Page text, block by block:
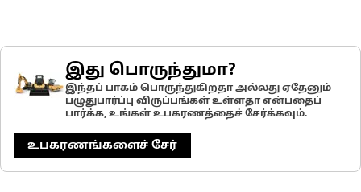
இது பொருந்துமா?
இந்தப் பாகம் பொருந்துகிறதா அல்லது ஏதேனும்
பழுதுபார்ப்பு விருப்பங்கள் உள்ளதா என்பதைப்
பார்க்க, உங்கள் உபகரணத்தைச் சேர்க்கவும்.
உபகரணங்களைச் சேர்